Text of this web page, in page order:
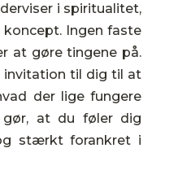
i spiritualitet,
Ingen faste
at gøre tingene på.
invitation til dig til at
der lige fungere
at du føler dig
stærkt forankret i